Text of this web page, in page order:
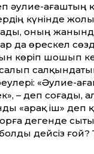
әулие-ағаштың
күнінде жолы
оның
да өрескел
көріп шошып
«Әулие-
– деп соғады,
«арақ іш» деп
дегенде
дейсіз